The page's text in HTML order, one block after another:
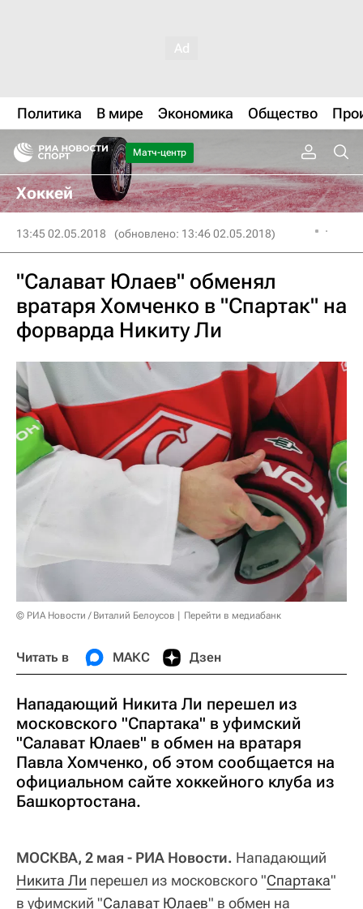
Политика В мире Экономика Общество
Матч-центр
Хоккей
13:45 02.05.2018 (обновлено: 13:46 02.05.2018)
"Салават Юлаев" обменял
вратаря Хомченко в "Спартак" на
форварда Никиту Ли
© РИА Новости / Виталий Белоусов Перейти в медиабанк
Читать в МАКС Дзен
Нападающий Никита Ли перешел из
московского "Спартака" в уфимский
"Салават Юлаев" в обмен на вратаря
Павла Хомченко, об этом сообщается на
официальном сайте хоккейного клуба из
Башкортостана.
МОСКВА, 2 мая - РИА Новости. Нападающий
Никита Ли перешел из московского "Спартака"
в уфимский "Салават Юлаев" в обмен на